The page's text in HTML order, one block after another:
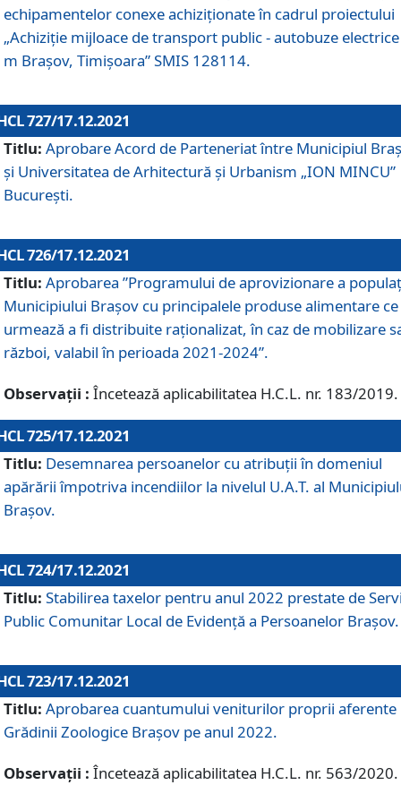
echipamentelor conexe achiziționate în cadrul proiectului
„Achiziție mijloace de transport public - autobuze
m Brașov, Timișoara” SMIS 128114.
727/17.12.2021
Titlu: Aprobare Acord de Parteneriat între Municipiul
și Universitatea de Arhitectură și Urbanism „ION MINCU”
București.
726/17.12.2021
Titlu: Aprobarea ”Programului de aprovizionare a
Municipiului Braşov cu principalele produse alimentare ce
urmează a fi distribuite raționalizat, în caz de mobilizare
război, valabil în perioada 2021-2024”.
Observații : Încetează aplicabilitatea H.C.L. nr. 183/2019.
725/17.12.2021
Titlu: Desemnarea persoanelor cu atribuții în domeniul
apărării împotriva incendiilor la nivelul U.A.T. al
Brașov.
724/17.12.2021
Titlu: Stabilirea taxelor pentru anul 2022 prestate de
Public Comunitar Local de Evidență a Persoanelor Braşov.
723/17.12.2021
Titlu: Aprobarea cuantumului veniturilor proprii aferente
Grădinii Zoologice Braşov pe anul 2022.
Observații : Încetează aplicabilitatea H.C.L. nr. 563/2020.